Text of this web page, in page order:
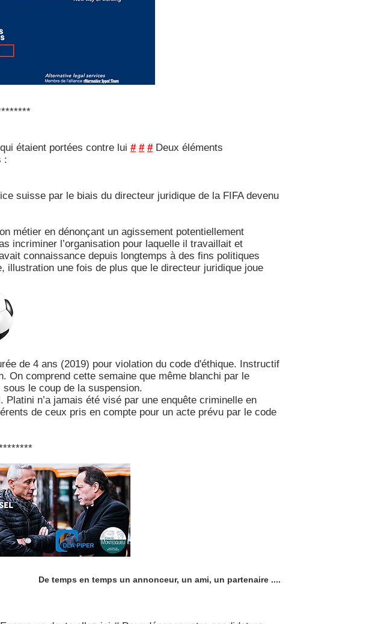
étaient portées contre lui # # #Deux éléments
:
suisse par le biais du directeur juridique de la FIFA devenu
métier en dénonçant un agissement potentiellement
incriminer l’organisation pour laquelle il travaillait et
connaissance depuis longtemps à des fins politiques
une fois de plus que le directeur juridique joue
de 4 ans (2019) pour violation du code d'éthique. Instructif
On comprend cette semaine que même blanchi par le
le coup de la suspension.
n’a jamais été visé par une enquête criminelle en
de ceux pris en compte pour un acte prévu par le code
De temps en temps un annonceur, un ami, un partenaire ....